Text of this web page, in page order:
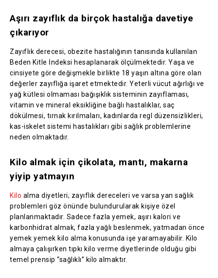
Aşırı zayıflık da birçok hastalığa davetiye
çıkarıyor
Zayıflık derecesi, obezite hastalığının tanısında kullanılan
Beden Kitle İndeksi hesaplanarak ölçülmektedir. Yaşa ve
cinsiyete göre değişmekle birlikte 18 yaşın altına göre olan
değerler zayıflığa işaret etmektedir. Yeterli vücut ağırlığı ve
yağ kütlesi olmaması bağışıklık sisteminin zayıflaması,
vitamin ve mineral eksikliğine bağlı hastalıklar, saç
dökülmesi, tırnak kırılmaları, kadınlarda regl düzensizlikleri,
kas-iskelet sistemi hastalıkları gibi sağlık problemlerine
neden olmaktadır.
Kilo almak için çikolata, mantı, makarna
yiyip yatmayın
Kilo alma diyetleri; zayıflık dereceleri ve varsa yan sağlık
problemleri göz önünde bulundurularak kişiye özel
planlanmaktadır. Sadece fazla yemek, aşırı kalori ve
karbonhidrat almak, fazla yağlı beslenmek, yatmadan önce
yemek yemek kilo alma konusunda işe yaramayabilir. Kilo
almaya çalışırken tıpkı kilo verme diyetlerinde olduğu gibi
temel prensip “sağlıklı” kilo almaktır.